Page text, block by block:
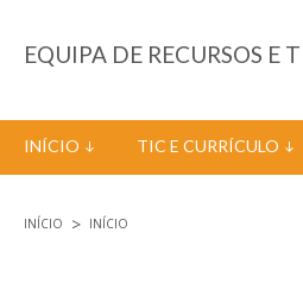
EQUIPA DE RECURSOS E
INÍCIO TIC E CURRÍCULO
INÍCIO INÍCIO